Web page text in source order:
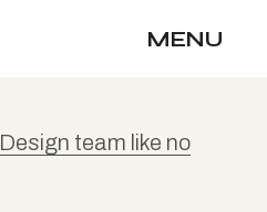
MENU
Design team like no